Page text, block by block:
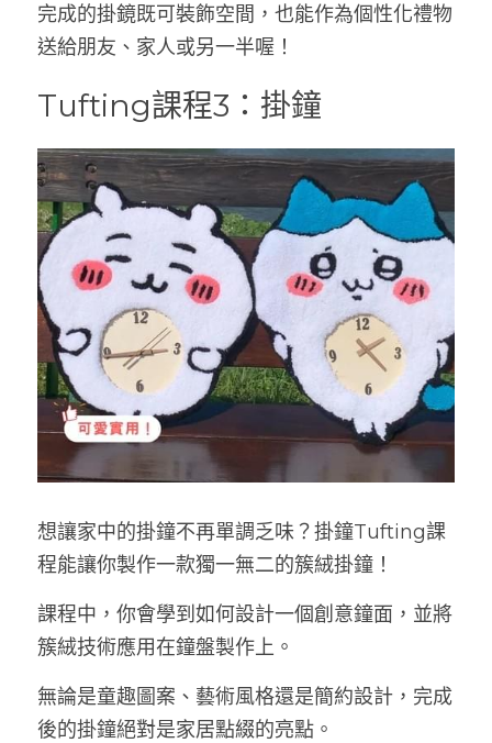
完成的掛鏡既可裝飾空間，也能作為個性化禮物
送給朋友、家人或另一半喔！
Tufting課程3：掛鐘
想讓家中的掛鐘不再單調乏味？掛鐘Tufting課
程能讓你製作一款獨一無二的簇絨掛鐘！
課程中，你會學到如何設計一個創意鐘面，並將
簇絨技術應用在鐘盤製作上。
無論是童趣圖案、藝術風格還是簡約設計，完成
後的掛鐘絕對是家居點綴的亮點。